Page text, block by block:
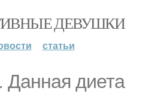
ДЕВУШКИ
статьи
Данная диета